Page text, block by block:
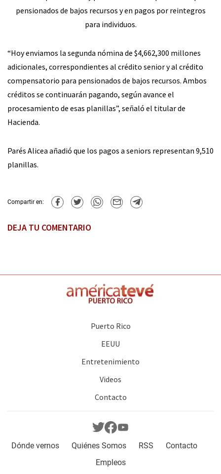
pensionados de bajos recursos y en pagos por reintegros
para individuos.
“Hoy enviamos la segunda nómina de $4,662,300 millones
adicionales, correspondientes al crédito senior y al crédito
compensatorio para pensionados de bajos recursos. Ambos
créditos se continuarán pagando, según avance el
procesamiento de esas planillas”, señaló el titular de
Hacienda.
Parés Alicea añadió que los pagos a seniors representan 9,510
planillas.
Compartir en:
DEJA TU COMENTARIO
Puerto Rico
EEUU
Entretenimiento
Videos
Contacto
Dónde vernos Quiénes Somos RSS
Contacto
Empleos